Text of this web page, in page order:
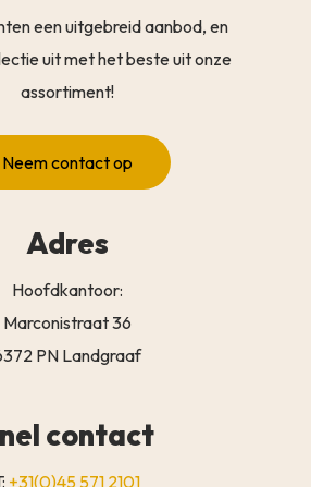
een uitgebreid aanbod, en
uit met het beste uit onze
assortiment!
Neem contact op
Adres
Hoofdkantoor:
Marconistraat 36
PN Landgraaf
contact
+31(0)45 571 2101